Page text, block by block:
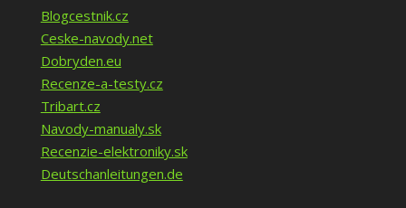
Blogcestnik.cz
Ceske-navody.net
Dobryden.eu
Recenze-a-testy.cz
Tribart.cz
Navody-manualy.sk
Recenzie-elektroniky.sk
Deutschanleitungen.de